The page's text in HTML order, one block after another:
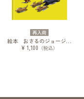
再入荷
絵本 おさるのジョージ こいぬをかう
¥ 1,100 （税込）